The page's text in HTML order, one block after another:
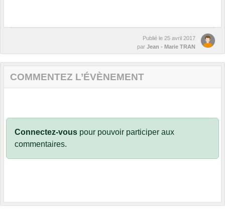
Publié le 25 avril 2017
par Jean - Marie TRAN
COMMENTEZ L’ÉVÈNEMENT
Connectez-vous pour pouvoir participer aux
commentaires.